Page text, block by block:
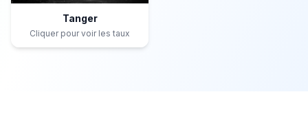
Tanger
Cliquer pour voir les taux